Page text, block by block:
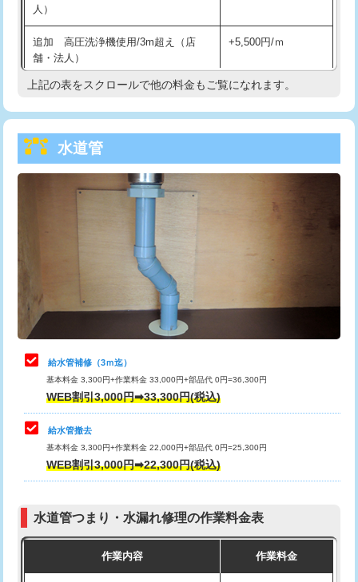
業)
給水管工事※（塩ビ管（VP・HI）使
用/3ｍまで)
33,000円
給水管工事※（塩ビ管（VP・HI）使
+8,800円
給水管工事※（ライニング鋼管・銅
管・ポリ管・HT管使用/3ｍまで)
給水管工事※（ライニング鋼管・銅
管・ポリ管・HT管使用/3ｍ超え)
排水管工事（土の掘削・埋め戻し作
11,000円~
排水管工事（排水管工事/3ｍまで） 55,000円
排水管工事（追加 排水管工事/3ｍ超
マス交換（土の掘削・埋め戻し作業）
マス交換（深さ50㎝未満）
マス交換（深さ50㎝以上）
コンクリート斫り（厚さ10㎝まで）
モルタル補修（厚さ10㎝超え） 38,500円
人）
追加 高圧洗浄機使用/3m超え（店
舗・法人）
+5,500円/ｍ
高度高圧洗浄換 現地調査
トーラー機使用/3mまで
追加トーラー機使用/3m超え
33,000円
8,800円
止水・漏水調査・防水処理・清掃・修
理・調整・分解・加工など（軽作業）
11,000円
止水・漏水調査・防水処理・清掃・修
理・調整・分解・加工など（中作業）
止水・漏水調査・防水処理・清掃・修
理・調整・分解・加工など（重作業）
33,000円
その他部品の脱着
交換・取付（タンク）
式）)
式・ワンホール）)
上記の表をスクロールで他の料金もご覧になれます。
水道管
給水管補修（3ｍ迄）
基本料金 3,300円+作業料金 33,000円+部品代 0円=36,300円
WEB割引3,000円➡33,300円(税込)
給水管撤去
基本料金 3,300円+作業料金 22,000円+部品代 0円=25,300円
WEB割引3,000円➡22,300円(税込)
水道管つまり・水漏れ修理の作業料金表
作業内容 作業料金